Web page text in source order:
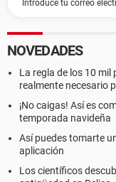
NOVEDADES
La regla de los 10 mil
realmente necesario
¡No caigas! Así es
temporada navideña
Así puedes tomarte
aplicación
Los científicos